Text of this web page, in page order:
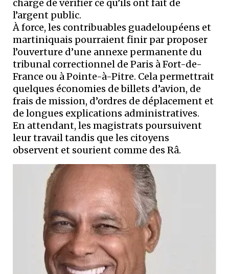
charge de vérifier ce qu’ils ont fait de
l’argent public.
À force, les contribuables guadeloupéens et
martiniquais pourraient finir par proposer
l’ouverture d’une annexe permanente du
tribunal correctionnel de Paris à Fort-de-
France ou à Pointe-à-Pitre. Cela permettrait
quelques économies de billets d’avion, de
frais de mission, d’ordres de déplacement et
de longues explications administratives.
En attendant, les magistrats poursuivent
leur travail tandis que les citoyens
observent et sourient comme des Râ.